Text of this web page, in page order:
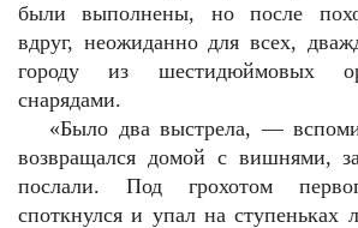
были выполнены, но после
вдруг, неожиданно для всех,
городу из шестидюймовых
снарядами.
«Было два выстрела, —
возвращался домой с вишнями,
послали. Под грохотом
споткнулся и упал на ступеньках